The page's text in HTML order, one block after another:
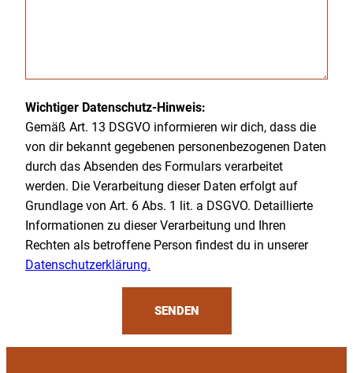
Bitte lasse dieses Feld leer.
Wichtiger Datenschutz-Hinweis:
Gemäß Art. 13 DSGVO informieren wir dich, dass die
von dir bekannt gegebenen personenbezogenen Daten
durch das Absenden des Formulars verarbeitet
werden. Die Verarbeitung dieser Daten erfolgt auf
Grundlage von Art. 6 Abs. 1 lit. a DSGVO. Detaillierte
Informationen zu dieser Verarbeitung und Ihren
Rechten als betroffene Person findest du in unserer
Datenschutzerklärung.